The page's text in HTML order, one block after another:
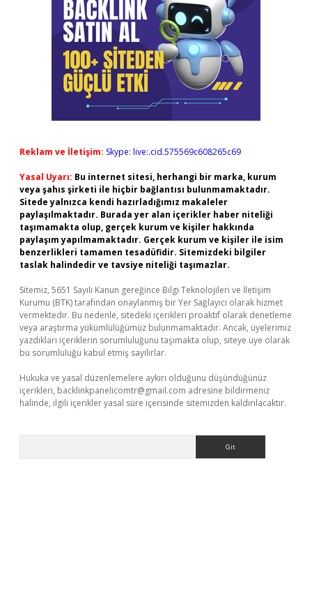
Reklam ve İletişim: Skype: live:.cid.575569c608265c69
Yasal Uyarı: Bu internet sitesi, herhangi bir marka, kurum
veya şahıs şirketi ile hiçbir bağlantısı bulunmamaktadır.
Sitede yalnızca kendi hazırladığımız makaleler
paylaşılmaktadır. Burada yer alan içerikler haber niteliği
taşımamakta olup, gerçek kurum ve kişiler hakkında
paylaşım yapılmamaktadır. Gerçek kurum ve kişiler ile isim
benzerlikleri tamamen tesadüfidir. Sitemizdeki bilgiler
taslak halindedir ve tavsiye niteliği taşımazlar.
Sitemiz, 5651 Sayılı Kanun gereğince Bilgi Teknolojileri ve İletişim
Kurumu (BTK) tarafından onaylanmış bir Yer Sağlayıcı olarak hizmet
vermektedir. Bu nedenle, sitedeki içerikleri proaktif olarak denetleme
veya araştırma yükümlülüğümüz bulunmamaktadır. Ancak, üyelerimiz
yazdıkları içeriklerin sorumluluğunu taşımakta olup, siteye üye olarak
bu sorumluluğu kabul etmiş sayılırlar.
Hukuka ve yasal düzenlemelere aykırı olduğunu düşündüğünüz
içerikleri, backlinkpanelicomtr@gmail.com adresine bildirmeniz
halinde, ilgili içerikler yasal süre içerisinde sitemizden kaldırılacaktır.